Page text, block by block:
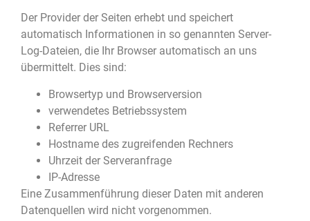
Der Provider der Seiten erhebt und speichert
automatisch Informationen in so genannten Server-
Log-Dateien, die Ihr Browser automatisch an uns
übermittelt. Dies sind:
Browsertyp und Browserversion
verwendetes Betriebssystem
Referrer URL
Hostname des zugreifenden Rechners
Uhrzeit der Serveranfrage
IP-Adresse
Eine Zusammenführung dieser Daten mit anderen
Datenquellen wird nicht vorgenommen.